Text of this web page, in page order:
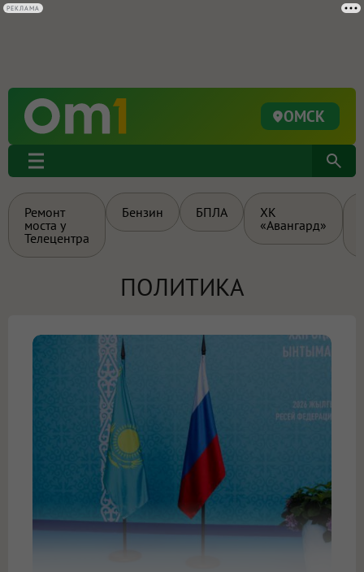
ОМСК
Ремонт
моста у
Телецентра
Бензин БПЛА
ХК
«Авангард»
ПОЛИТИКА
РЕКЛАМА